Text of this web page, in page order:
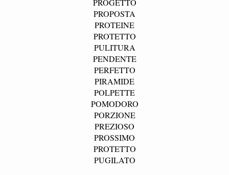
PROGETTO
PROPOSTA
PROTEINE
PROTETTO
PULITURA
PENDENTE
PERFETTO
PIRAMIDE
POLPETTE
POMODORO
PORZIONE
PREZIOSO
PROSSIMO
PROTETTO
PUGILATO